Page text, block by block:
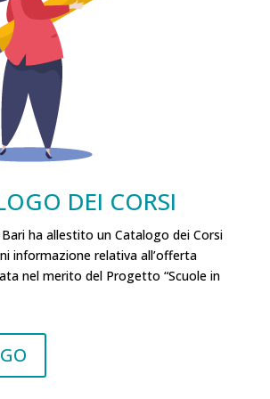
DEI CORSI
ha allestito un Catalogo dei Corsi
informazione relativa all’offerta
nel merito del Progetto “Scuole in